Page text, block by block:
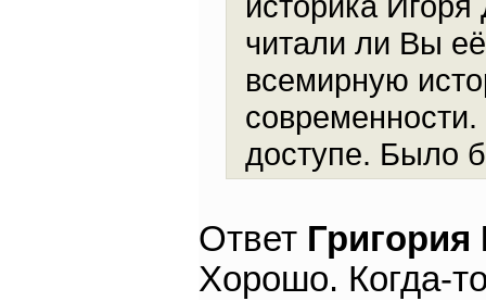
читали ли Вы
всемирную
доступе. Было
Ответ
Хорошо. Когда-